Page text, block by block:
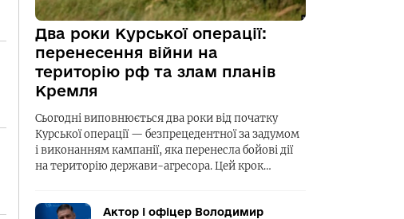
Два роки Курської операції:
перенесення війни на
територію рф та злам планів
Кремля
Сьогодні виповнюється два роки від початку
Курської операції — безпрецедентної за задумом
і виконанням кампанії, яка перенесла бойові дії
на територію держави-агресора. Цей крок…
Актор і офіцер Володимир